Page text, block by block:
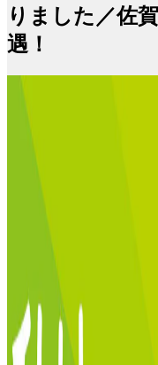
りました／佐
遇！